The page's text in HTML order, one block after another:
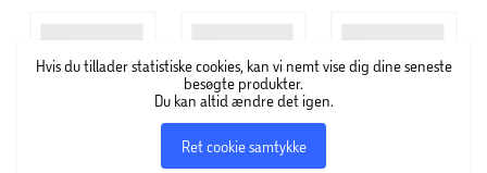
Hvis du tillader statistiske cookies, kan vi nemt vise dig dine seneste
besøgte produkter.
Du kan altid ændre det igen.
Ret cookie samtykke